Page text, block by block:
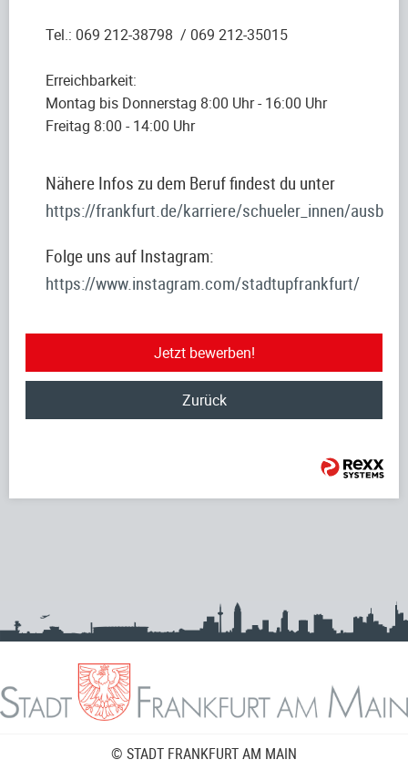
Tel.: 069 212-38798 / 069 212-35015
Erreichbarkeit:
Montag bis Donnerstag 8:00 Uhr - 16:00 Uhr
Freitag 8:00 - 14:00 Uhr
Nähere Infos zu dem Beruf findest du unter
https://frankfurt.de/karriere/schueler_innen/
Folge uns auf Instagram:
https://www.instagram.com/stadtupfrankfurt/
Jetzt bewerben!
Zurück
© STADT FRANKFURT AM MAIN